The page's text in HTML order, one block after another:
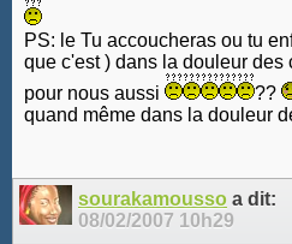
PS: le Tu accoucheras ou tu
que c'est ) dans la douleur des
pour nous aussi
??
quand même dans la douleur
sourakamousso a dit:
08/02/2007 10h29